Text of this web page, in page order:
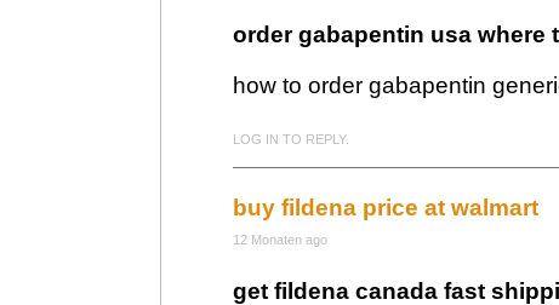
order gabapentin usa where
how to order gabapentin
LOG IN TO REPLY.
buy fildena price at walmart
12 Monaten ago
get fildena canada fast